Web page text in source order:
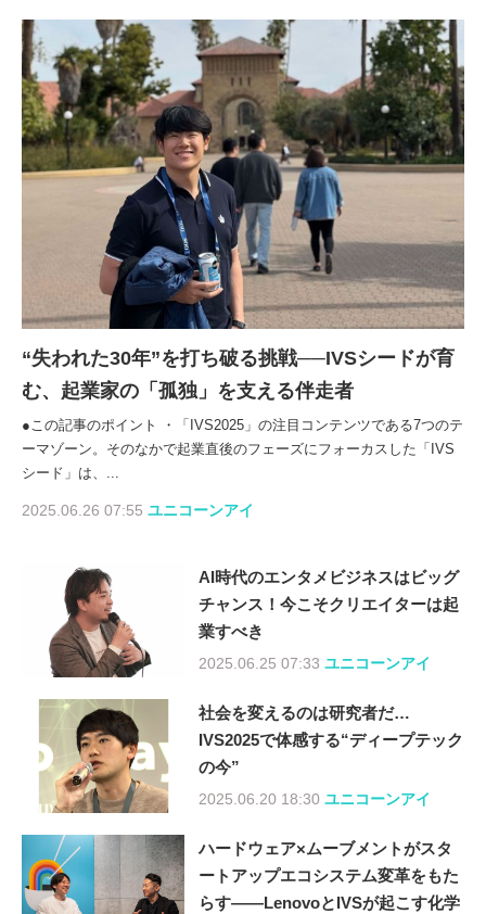
“失われた30年”を打ち破る挑戦──IVSシードが育
む、起業家の「孤独」を支える伴走者
●この記事のポイント ・「IVS2025」の注目コンテンツである7つのテ
ーマゾーン。そのなかで起業直後のフェーズにフォーカスした「IVS
シード」は、...
2025.06.26 07:55 ユニコーンアイ
AI時代のエンタメビジネスはビッグ
チャンス！今こそクリエイターは起
業すべき
2025.06.25 07:33 ユニコーンアイ
社会を変えるのは研究者だ…
IVS2025で体感する“ディープテック
の今”
2025.06.20 18:30 ユニコーンアイ
ハードウェア×ムーブメントがスタ
ートアップエコシステム変革をもた
らす——LenovoとIVSが起こす化学